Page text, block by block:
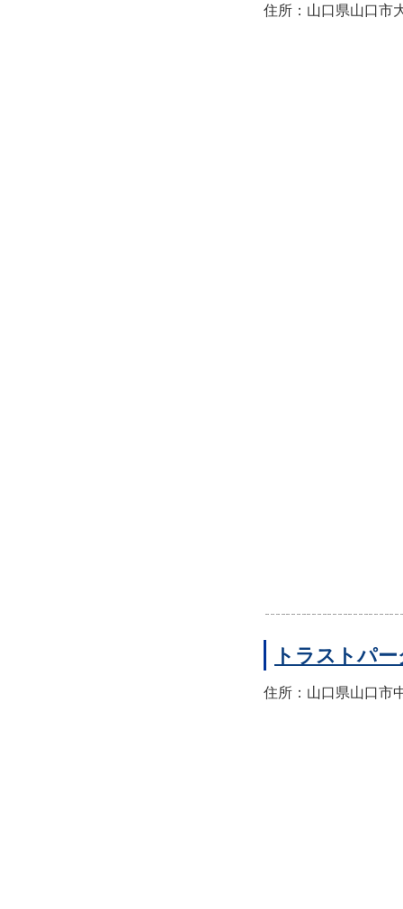
住所：山口県山口市
トラストパ
住所：山口県山口市